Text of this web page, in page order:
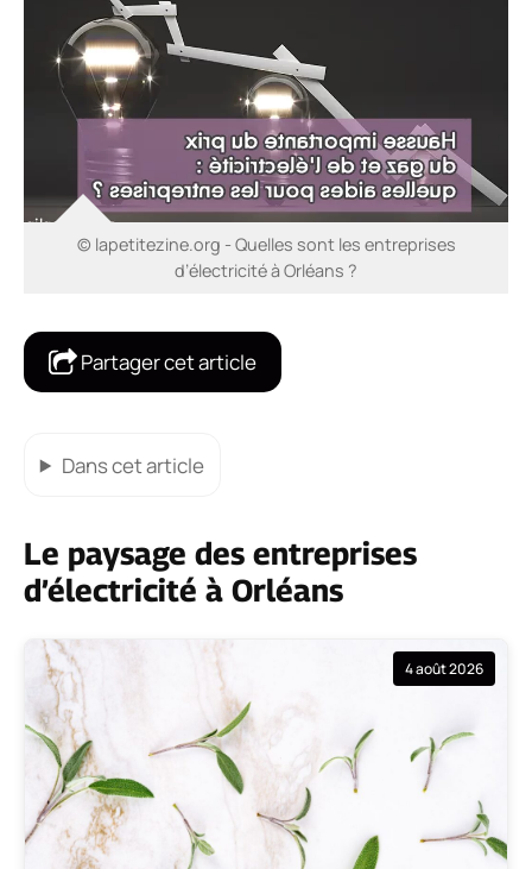
© lapetitezine.org - Quelles sont les entreprises
d’électricité à Orléans ?
Partager cet article
Dans cet article
Le paysage des entreprises
d’électricité à Orléans
4 août 2026